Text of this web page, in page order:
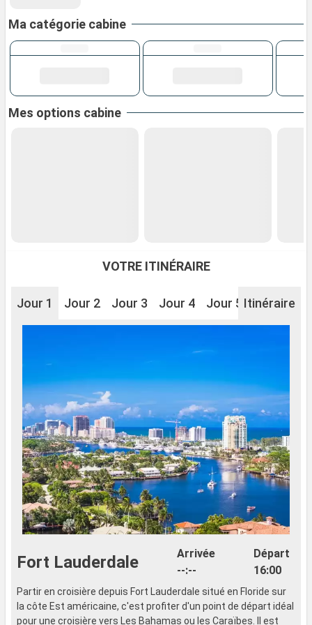
Ma catégorie cabine
Mes options cabine
VOTRE ITINÉRAIRE
Jour 1 Jour 2 Jour 3 Jour 4 Jour 5 Jour 6
Itinéraire
Fort Lauderdale
Arrivée
--:--
Départ
16:00
Partir en croisière depuis Fort Lauderdale situé en Floride sur
la côte Est américaine, c'est profiter d'un point de départ idéal
pour une croisière vers Les Bahamas ou les Caraïbes. Il est